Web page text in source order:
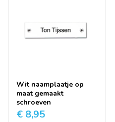
Wit naamplaatje op
maat gemaakt
schroeven
€ 8,95